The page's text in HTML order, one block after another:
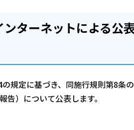
ターネットによる公
規定に基づき、同施行規則第8条の
）について公表します。